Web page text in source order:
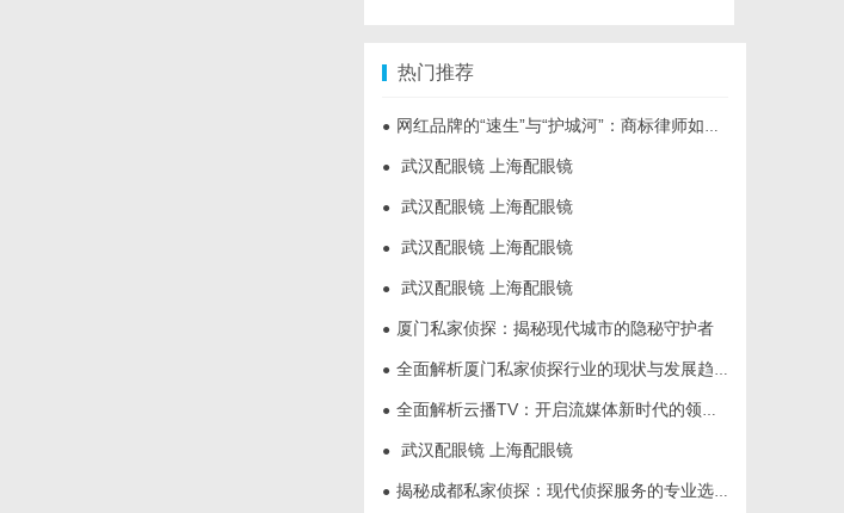
热门推荐
● 网红品牌的“速生”与“护城河”：商标律师如何破解流量变现的知产焦虑
● 武汉配眼镜 上海配眼镜
● 武汉配眼镜 上海配眼镜
● 武汉配眼镜 上海配眼镜
● 武汉配眼镜 上海配眼镜
● 厦门私家侦探：揭秘现代城市的隐秘守护者
● 全面解析厦门私家侦探行业的现状与发展趋势
● 全面解析云播TV：开启流媒体新时代的领先平台
● 武汉配眼镜 上海配眼镜
● 揭秘成都私家侦探：现代侦探服务的专业选择与行业前景